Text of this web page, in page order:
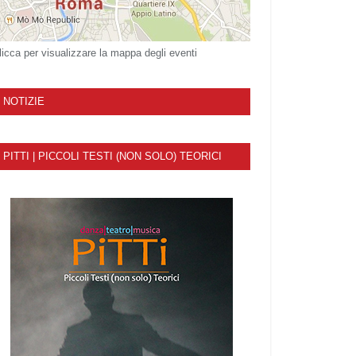
per visualizzare la mappa degli eventi
NOTIZIE
PITTI | PICCOLI TESTI (NON SOLO) TEORICI